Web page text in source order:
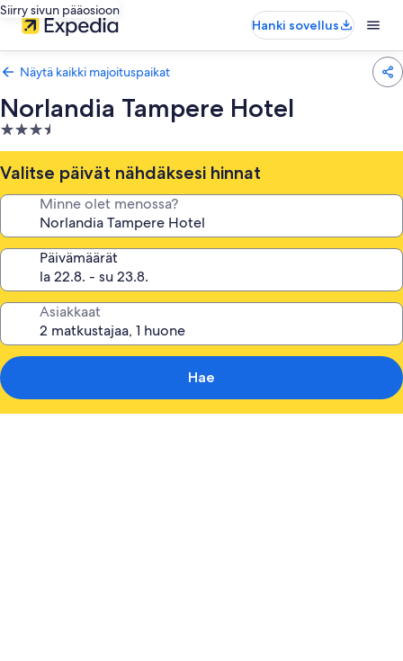
Siirry sivun pääosioon
Hanki sovellus
Näytä kaikki majoituspaikat
Norlandia Tampere Hotel
3.5
tähden
majoituspaikka
Valitse päivät nähdäksesi hinnat
Minne olet menossa?
Päivämäärät
Asiakkaat
Hae